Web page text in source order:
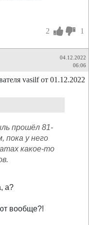
2 1
04.12.2022
06:06
vasilf от 01.12.2022
прошёл 81-
пока у него
какое-то
а?
вообще?!